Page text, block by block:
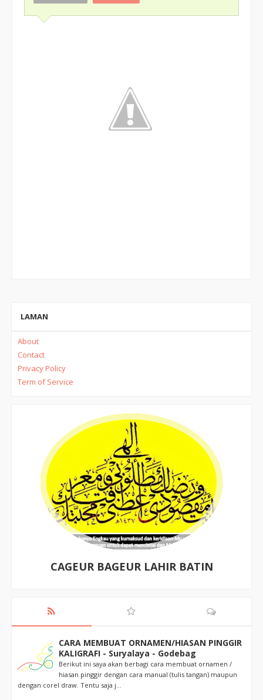
LAMAN
About
Contact
Privacy Policy
Term of Service
CAGEUR BAGEUR LAHIR BATIN
CARA MEMBUAT ORNAMEN/HIASAN PINGGIR
KALIGRAFI - Suryalaya - Godebag
Berikut ini saya akan berbagi cara membuat ornamen /
hiasan pinggir dengan cara manual (tulis tangan) maupun
dengan corel draw. Tentu saja j...